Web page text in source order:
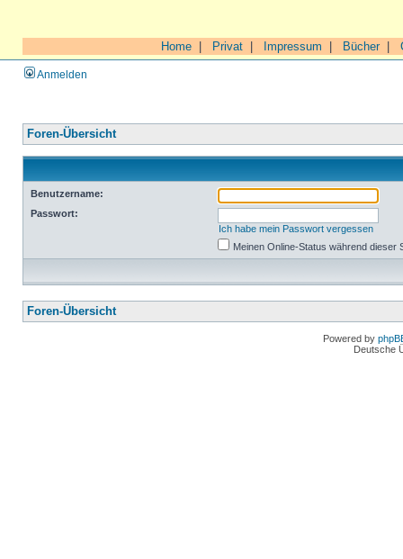
Home Privat Impressum Bücher|
Anmelden
Foren-Übersicht
Benutzername:
Passwort:
Ich habe mein Passwort vergessen
Meinen Online-Status während dieser
Foren-Übersicht
Powered by
Deutsche